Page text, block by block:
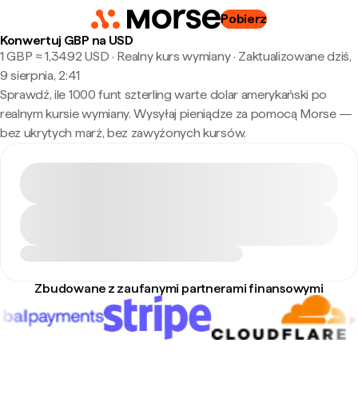
Pobierz
Konwertuj GBP na USD
1 GBP ≈ 1,3492 USD · Realny kurs wymiany· Zaktualizowane dziś,
9 sierpnia, 2:41
Sprawdź, ile 1000 funt szterling warte dolar amerykański po
realnym kursie wymiany. Wysyłaj pieniądze za pomocą Morse —
bez ukrytych marż, bez zawyżonych kursów.
Zbudowane z zaufanymi partnerami finansowymi